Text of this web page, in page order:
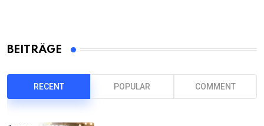
BEITRÄGE
RECENT POPULAR COMMENT